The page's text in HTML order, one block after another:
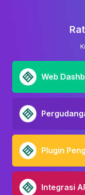
Web
Plugin
Integrasi